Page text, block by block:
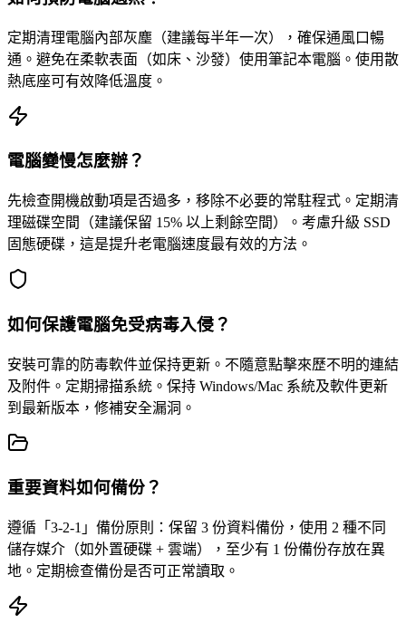
定期清理電腦內部灰塵（建議每半年一次），確保通風口暢
通。避免在柔軟表面（如床、沙發）使用筆記本電腦。使用散
熱底座可有效降低溫度。
電腦變慢怎麼辦？
先檢查開機啟動項是否過多，移除不必要的常駐程式。定期清
理磁碟空間（建議保留 15% 以上剩餘空間）。考慮升級 SSD
固態硬碟，這是提升老電腦速度最有效的方法。
如何保護電腦免受病毒入侵？
安裝可靠的防毒軟件並保持更新。不隨意點擊來歷不明的連結
及附件。定期掃描系統。保持 Windows/Mac 系統及軟件更新
到最新版本，修補安全漏洞。
重要資料如何備份？
遵循「3-2-1」備份原則：保留 3 份資料備份，使用 2 種不同
儲存媒介（如外置硬碟 + 雲端），至少有 1 份備份存放在異
地。定期檢查備份是否可正常讀取。